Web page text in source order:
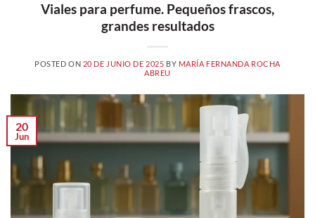
Viales para perfume. Pequeños frascos,
grandes resultados
POSTED ON 20 DE JUNIO DE 2025 BY MARÍA FERNANDA ROCHA
ABREU
20
Jun